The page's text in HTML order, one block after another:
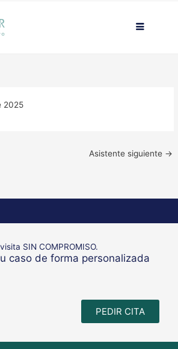
2025
Asistente siguiente →
SIN COMPROMISO.
caso de forma personalizada
PEDIR CITA